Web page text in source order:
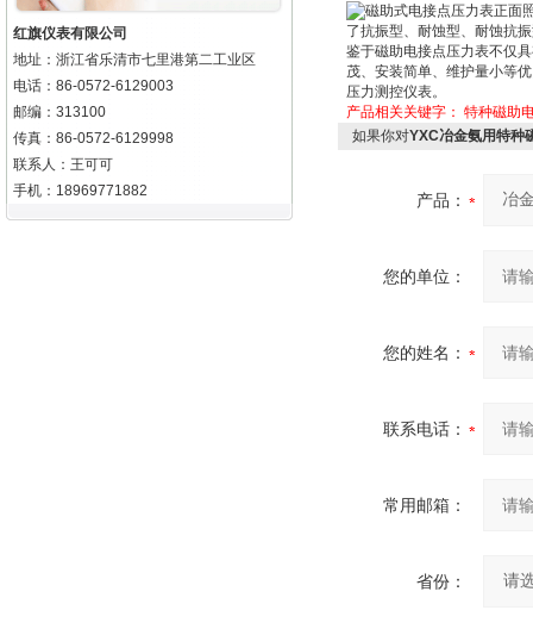
红旗仪表有限公司
地址：浙江省乐清市七里港第二工业区
电话：86-0572-6129003
邮编：313100
传真：86-0572-6129998
联系人：王可可
手机：18969771882
磁助式电接点压力表正面
了抗振型、耐蚀型、耐蚀抗
鉴于磁助电接点压力表不仅
茂、安装简单、维护量小等
压力测控仪表。
产品相关关键字： 特种磁助
如果你对YXC冶金氨用特种
产品：
您的单位：
您的姓名：
联系电话：
常用邮箱：
省份：